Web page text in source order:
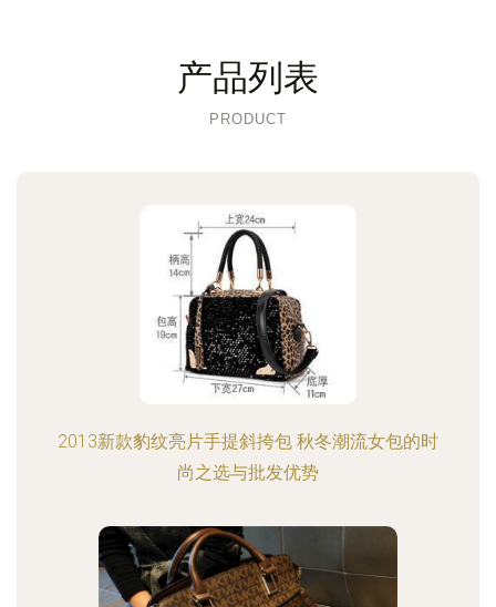
产品列表
PRODUCT
2013新款豹纹亮片手提斜挎包 秋冬潮流女包的时
尚之选与批发优势